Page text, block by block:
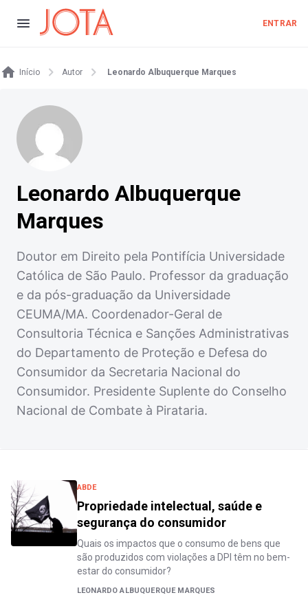
ENTRAR
Início Autor Leonardo Albuquerque Marques
Leonardo Albuquerque
Marques
Doutor em Direito pela Pontifícia Universidade
Católica de São Paulo. Professor da graduação
e da pós-graduação da Universidade
CEUMA/MA. Coordenador-Geral de
Consultoria Técnica e Sanções Administrativas
do Departamento de Proteção e Defesa do
Consumidor da Secretaria Nacional do
Consumidor. Presidente Suplente do Conselho
Nacional de Combate à Pirataria.
ABDE
Propriedade intelectual, saúde e
segurança do consumidor
Quais os impactos que o consumo de bens que
são produzidos com violações a DPI têm no bem-
estar do consumidor?
LEONARDO ALBUQUERQUE MARQUES